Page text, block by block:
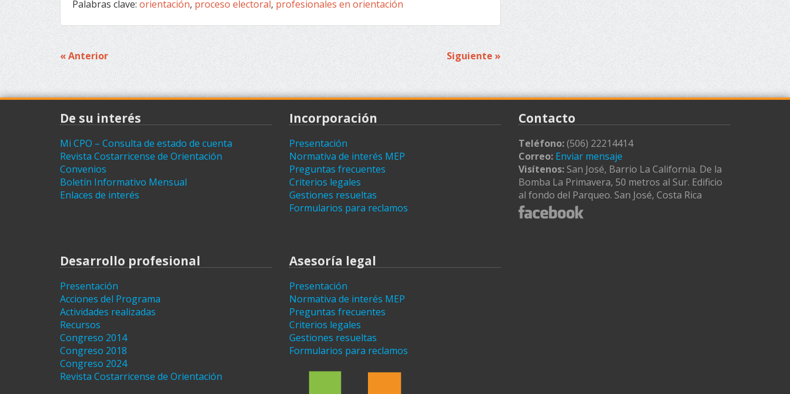
Palabras clave: orientación, proceso electoral, profesionales en orientación
Navegación
de
entradas
« Anterior Siguiente »
De su interés
Mi CPO – Consulta de estado de cuenta
Revista Costarricense de Orientación
Convenios
Boletín Informativo Mensual
Enlaces de interés
Incorporación
Presentación
Normativa de interés MEP
Preguntas frecuentes
Criterios legales
Gestiones resueltas
Formularios para reclamos
Contacto
Teléfono:(506) 22214414
Correo: Enviar mensaje
Visítenos: San José, Barrio La California. De la
Bomba La Primavera, 50 metros al Sur. Edificio
al fondo del Parqueo. San José, Costa Rica
Desarrollo profesional
Presentación
Acciones del Programa
Actividades realizadas
Recursos
Congreso 2014
Congreso 2018
Congreso 2024
Revista Costarricense de Orientación
Asesoría legal
Presentación
Normativa de interés MEP
Preguntas frecuentes
Criterios legales
Gestiones resueltas
Formularios para reclamos